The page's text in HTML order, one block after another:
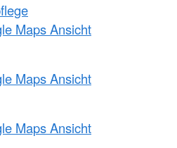
Maps Ansicht
Maps Ansicht
Maps Ansicht